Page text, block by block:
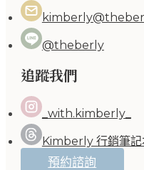
@theberly
追蹤我們
_with.kimberly_
Kimberly 行銷筆記
預約諮詢